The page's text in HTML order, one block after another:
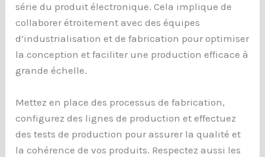
série du produit électronique. Cela implique de
collaborer étroitement avec des équipes
d’industrialisation et de fabrication pour optimiser
la conception et faciliter une production efficace à
grande échelle.
Mettez en place des processus de fabrication,
configurez des lignes de production et effectuez
des tests de production pour assurer la qualité et
la cohérence de vos produits. Respectez aussi les